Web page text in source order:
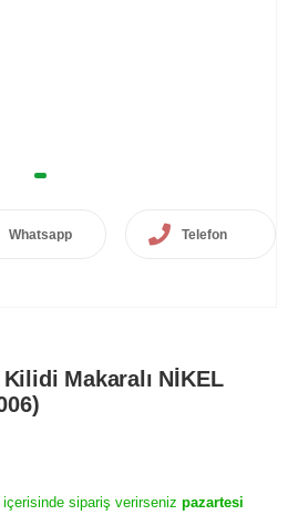
Whatsapp Telefon
Makaralı NİKEL
içerisinde sipariş verirseniz pazartesi